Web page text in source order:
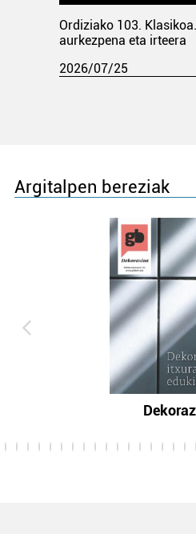
Ordiziako 103.
aurkezpena eta irteera
2026/07/25
Argitalpen bereziak